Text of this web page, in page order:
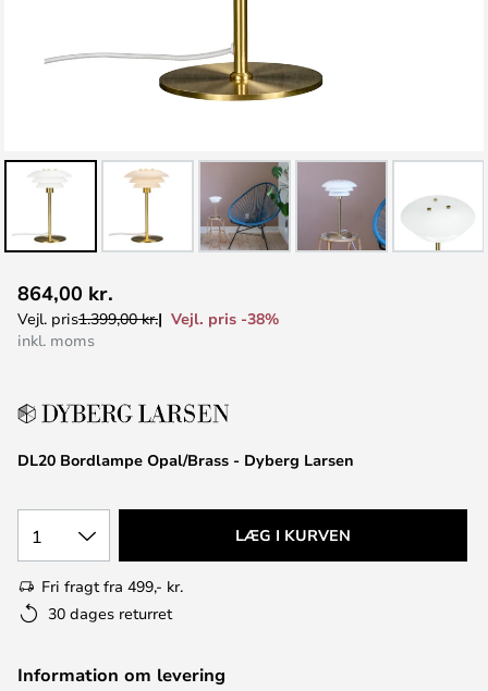
til
starten
DL20 Bordlampe Opal/Brass - Dyberg Larsen
864,00 kr.
Vejl. pris1.399,00 kr.
Vejl. pris -38%
inkl. moms
1 LÆG I KURVEN
Fri fragt fra 499,- kr.
30 dages returret
Information om levering